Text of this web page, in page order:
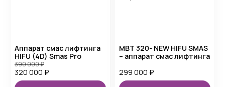
Аппарат смас лифтинга
HIFU (4D) Smas Pro
320 000 ₽
390 000₽
MBT 320- NEW HIFU SMAS
– аппарат смас лифтинга
299 000 ₽